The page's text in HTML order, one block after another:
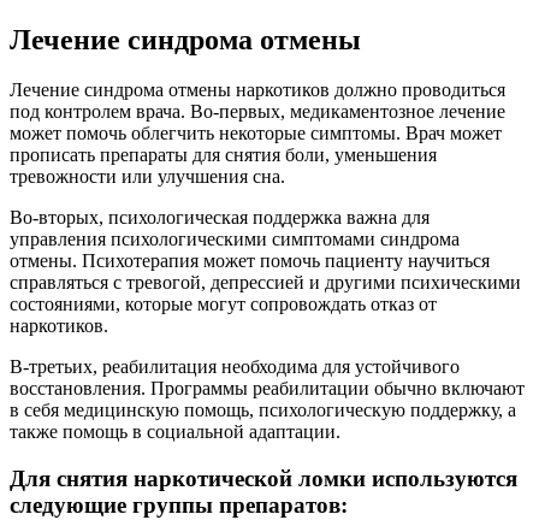
Лечение синдрома отмены
Лечение синдрома отмены наркотиков должно проводиться
под контролем врача. Во-первых, медикаментозное лечение
может помочь облегчить некоторые симптомы. Врач может
прописать препараты для снятия боли, уменьшения
тревожности или улучшения сна.
Во-вторых, психологическая поддержка важна для
управления психологическими симптомами синдрома
отмены. Психотерапия может помочь пациенту научиться
справляться с тревогой, депрессией и другими психическими
состояниями, которые могут сопровождать отказ от
наркотиков.
В-третьих, реабилитация необходима для устойчивого
восстановления. Программы реабилитации обычно включают
в себя медицинскую помощь, психологическую поддержку, а
также помощь в социальной адаптации.
Для снятия наркотической ломки используются
следующие группы препаратов: